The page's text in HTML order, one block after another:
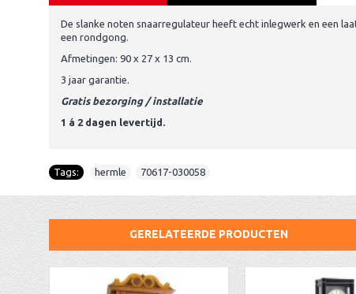
De slanke noten snaarregulateur heeft echt inlegwerk en een
een rondgong.
Afmetingen: 90 x 27 x 13 cm.
3 jaar garantie.
Gratis bezorging / installatie
1 á 2 dagen levertijd.
Tags: hermle 70617-030058
GERELATEERDE PRODUCTEN